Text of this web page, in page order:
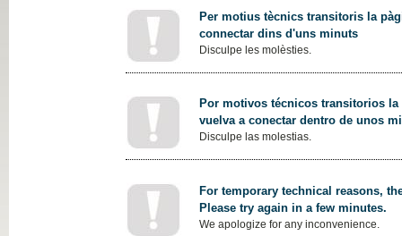
Per motius tècnics transitoris la
connectar dins d'uns minuts
Disculpe les molèsties.
Por motivos técnicos transitorios
vuelva a conectar dentro de unos
Disculpe las molestias.
For temporary technical reasons,
Please try again in a few minutes.
We apologize for any inconvenience.